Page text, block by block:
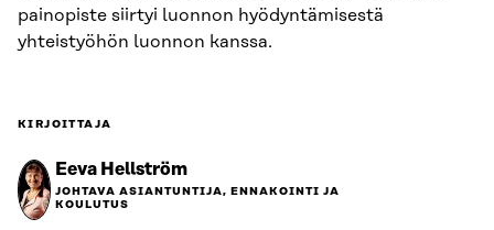
painopiste siirtyi luonnon hyödyntämisestä
yhteistyöhön luonnon kanssa.
KIRJOITTAJA
Eeva Hellström
JOHTAVA ASIANTUNTIJA, ENNAKOINTI JA
KOULUTUS